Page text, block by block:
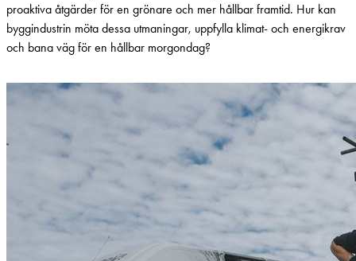
proaktiva åtgärder för en grönare och mer hållbar framtid. Hur kan
byggindustrin möta dessa utmaningar, uppfylla klimat- och energikrav
och bana väg för en hållbar morgondag?